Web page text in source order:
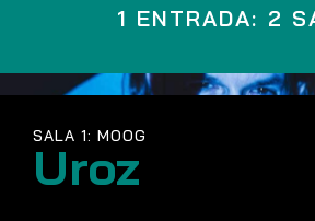
1 ENTRADA: 2
SALA 1: MOOG
Uroz